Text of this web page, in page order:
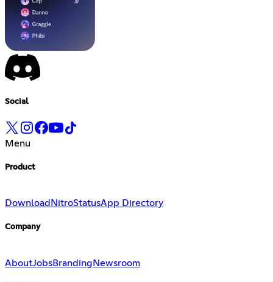
Social
Menu
Product
Download NitroStatusApp Directory
Company
AboutJobsBrandingNewsroom